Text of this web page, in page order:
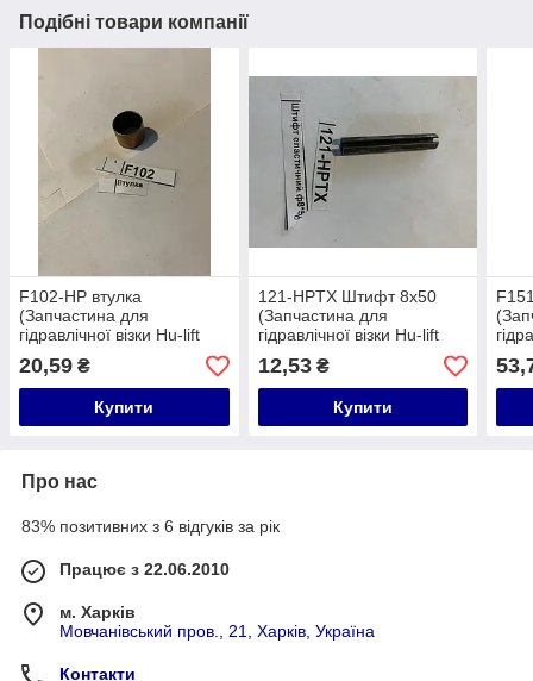
Подібні товари компанії
F102-HP втулка
(Запчастина для
гідравлічної візки Hu-lift
HP-20, HP-25, HP-30, TX-
20, TX-25, TX-30)
20,59 ₴
Купити
121-HPTX Штифт 8x50
(Запчастина для
гідравлічної візки Hu-lift
HP-20, HP-25, HP-30, TX-
20, TX-25, TX-30)
12,53₴
Купити
HP-
20,
Про нас
83% позитивних з 6 відгуків за рік
Працює з 22.06.2010
м. Харків
Мовчанівський пров., 21, Харків, Україна
Контакти